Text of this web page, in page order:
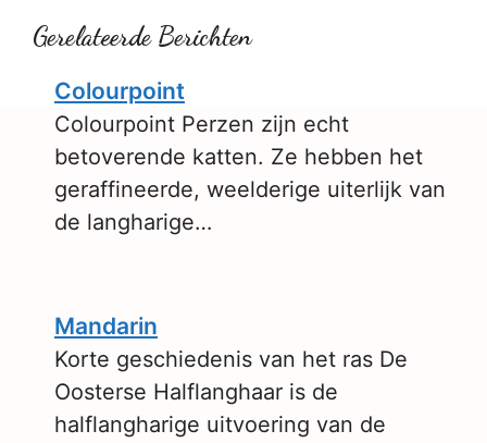
Gerelateerde Berichten
Colourpoint
Colourpoint Perzen zijn echt
betoverende katten. Ze hebben het
geraffineerde, weelderige uiterlijk van
de langharige…
Mandarin
Korte geschiedenis van het ras De
Oosterse Halflanghaar is de
halflangharige uitvoering van de